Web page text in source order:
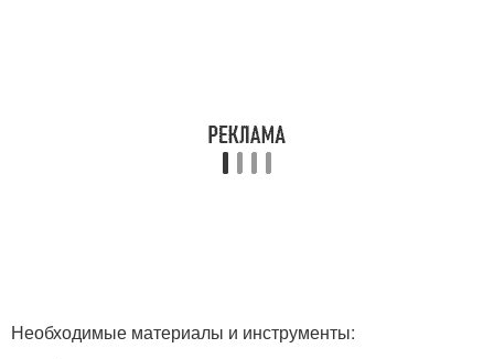
Необходимые материалы и инструменты: